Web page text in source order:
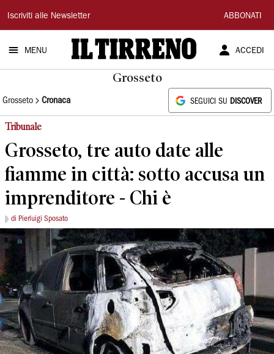
Il
Tirreno
Iscriviti alle Newsletter ABBONATI
MENU ACCEDI
Grosseto
Grosseto Cronaca SEGUICI SU DISCOVER
Tribunale
Grosseto, tre auto date alle
fiamme in città: sotto accusa un
imprenditore - Chi è
di Pierluigi Sposato